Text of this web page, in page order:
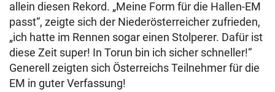
allein diesen Rekord. „Meine Form für die Hallen-EM
passt“, zeigte sich der Niederösterreicher zufrieden,
„ich hatte im Rennen sogar einen Stolperer. Dafür ist
diese Zeit super! In Torun bin ich sicher schneller!“
Generell zeigten sich Österreichs Teilnehmer für die
EM in guter Verfassung!